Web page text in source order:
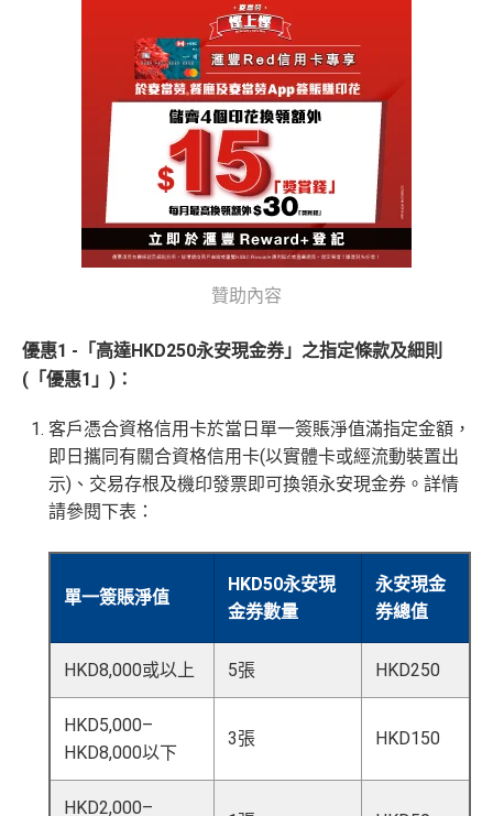
贊助內容
優惠1 -「高達HKD250永安現金券」之指定條款及細則
(「優惠1」)：
客戶憑合資格信用卡於當日單一簽賬淨值滿指定金額，
即日攜同有關合資格信用卡(以實體卡或經流動裝置出
示)、交易存根及機印發票即可換領永安現金券。詳情
請參閱下表：
單一簽賬淨值
HKD50永安現
金券數量
永安現金
券總值
HKD8,000或以上 5張 HKD250
HKD5,000–
HKD8,000以下
3張 HKD150
HKD2,000–